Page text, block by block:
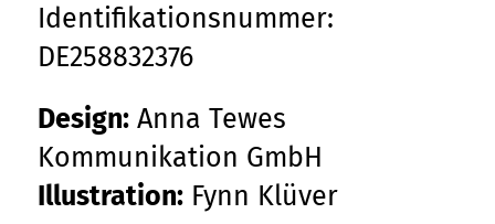
Identifikationsnummer:
DE258832376
Design: Anna Tewes
Kommunikation GmbH
Illustration:Fynn Klüver